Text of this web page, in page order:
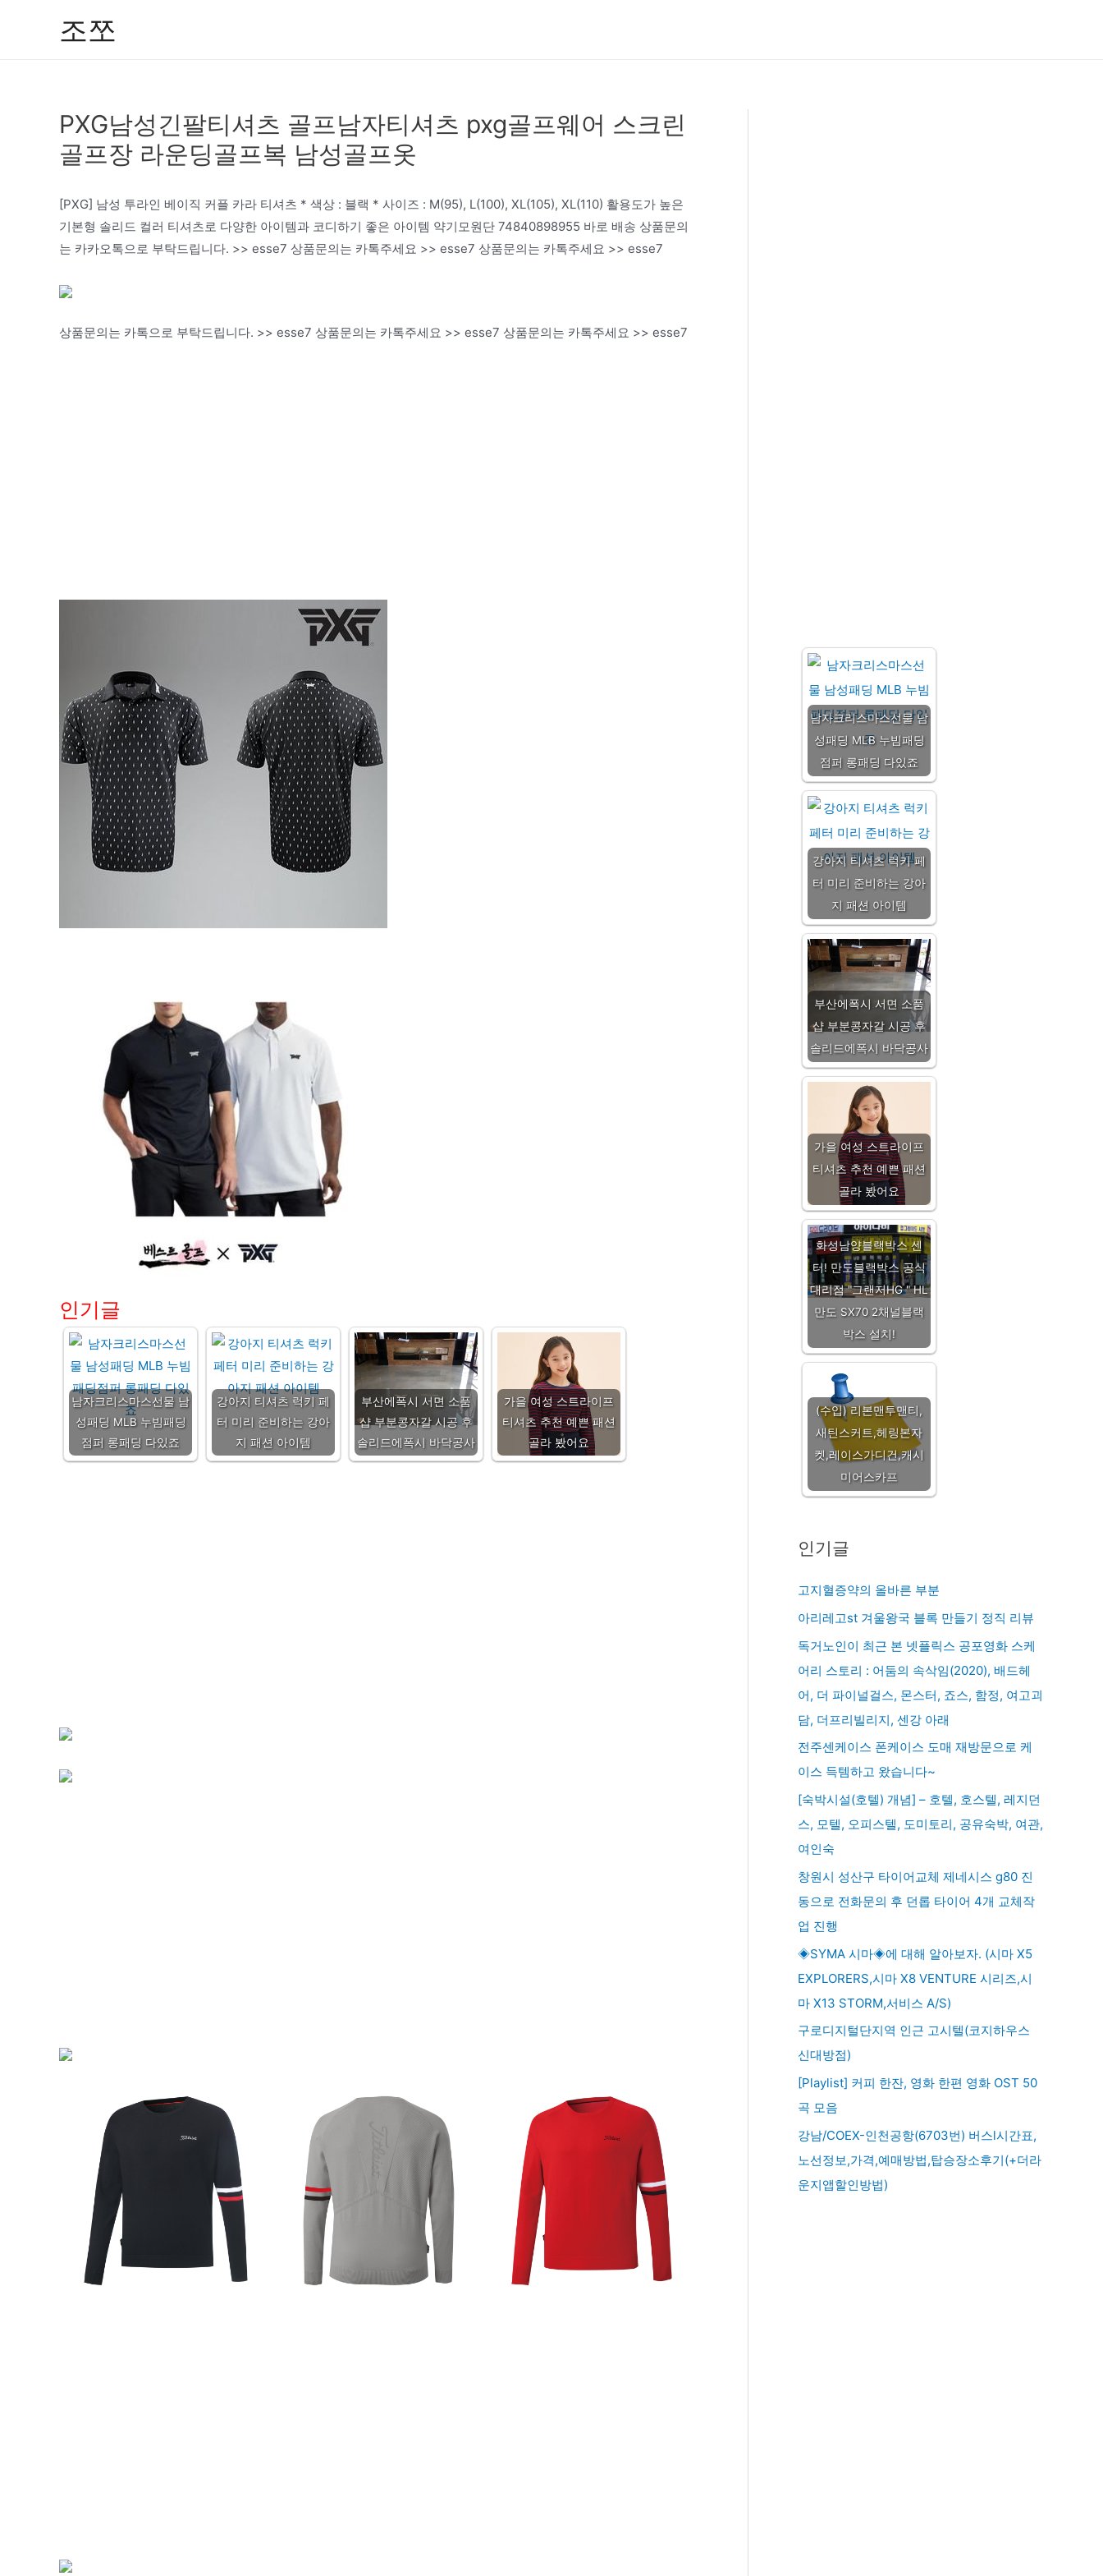
조쪼
PXG남성긴팔티셔츠 골프남자티셔츠 pxg골프웨어 스크린
골프장 라운딩골프복 남성골프옷
[PXG] 남성 투라인 베이직 커플 카라 티셔츠 * 색상 : 블랙 * 사이즈 : M(95), L(100), XL(105), XL(110) 활용도가 높은
기본형 솔리드 컬러 티셔츠로 다양한 아이템과 코디하기 좋은 아이템 약기모원단 74840898955 바로 배송 상품문의
는 카카오톡으로 부탁드립니다. >> esse7 상품문의는 카톡주세요 >> esse7 상품문의는 카톡주세요 >> esse7
상품문의는 카톡으로 부탁드립니다. >> esse7 상품문의는 카톡주세요 >> esse7 상품문의는 카톡주세요 >> esse7
인기글
남자크리스마스선물 남
성패딩 MLB 누빔패딩
점퍼 롱패딩 다있죠
강아지 티셔츠 럭키 페
터 미리 준비하는 강아
지 패션 아이템
부산에폭시 서면 소품
샵 부분콩자갈 시공 후
솔리드에폭시 바닥공사
가을 여성 스트라이프
티셔츠 추천 예쁜 패션
골라 봤어요
남자크리스마스선물 남
성패딩 MLB 누빔패딩
점퍼 롱패딩 다있죠
강아지 티셔츠 럭키 페
터 미리 준비하는 강아
지 패션 아이템
부산에폭시 서면 소품
샵 부분콩자갈 시공 후
솔리드에폭시 바닥공사
가을 여성 스트라이프
티셔츠 추천 예쁜 패션
골라 봤어요
화성남양블랙박스 센
터! 만도블랙박스 공식
대리점 "그랜저HG " HL
만도 SX70 2채널블랙
박스 설치!
(수입) 리본맨투맨티,
새틴스커트,헤링본자
켓,레이스가디건,캐시
미어스카프
인기글
고지혈증약의 올바른 부분
아리레고st 겨울왕국 블록 만들기 정직 리뷰
독거노인이 최근 본 넷플릭스 공포영화 스케
어리 스토리 : 어둠의 속삭임(2020), 배드헤
어, 더 파이널걸스, 몬스터, 죠스, 함정, 여고괴
담, 더프리빌리지, 센강 아래
전주센케이스 폰케이스 도매 재방문으로 케
이스 득템하고 왔습니다~
[숙박시설(호텔) 개념] – 호텔, 호스텔, 레지던
스, 모텔, 오피스텔, 도미토리, 공유숙박, 여관,
여인숙
창원시 성산구 타이어교체 제네시스 g80 진
동으로 전화문의 후 던롭 타이어 4개 교체작
업 진행
◈SYMA 시마◈에 대해 알아보자. (시마 X5
EXPLORERS,시마 X8 VENTURE 시리즈,시
마 X13 STORM,서비스 A/S)
구로디지털단지역 인근 고시텔(코지하우스
신대방점)
[Playlist] 커피 한잔, 영화 한편 영화 OST 50
곡 모음
강남/COEX-인천공항(6703번) 버스l시간표,
노선정보,가격,예매방법,탑승장소후기(+더라
운지앱할인방법)